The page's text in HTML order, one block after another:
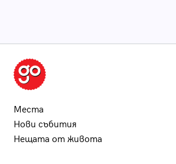
Места
Нови събития
Нещата от живота